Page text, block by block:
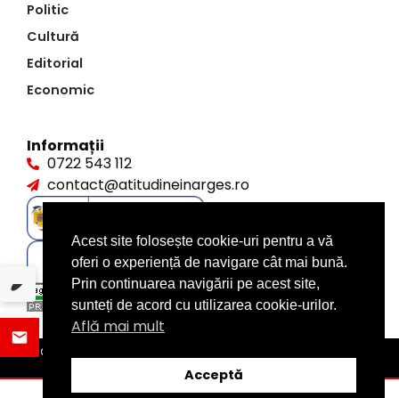
Politic
Cultură
Editorial
Economic
Informații
0722 543 112
contact@atitudineinarges.ro
©2026 Atitudine în Argeș. Toate drepturile rezervate
design byXITE.ro
Acest site folosește cookie-uri pentru a vă
oferi o experiență de navigare cât mai bună.
Prin continuarea navigării pe acest site,
sunteți de acord cu utilizarea cookie-urilor.
Află mai mult
Acceptă